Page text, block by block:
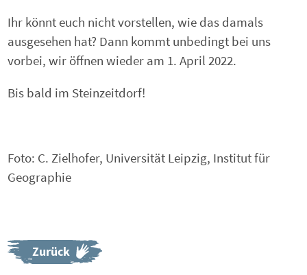
Ihr könnt euch nicht vorstellen, wie das damals
ausgesehen hat? Dann kommt unbedingt bei uns
vorbei, wir öffnen wieder am 1. April 2022.
Bis bald im Steinzeitdorf!
Foto: C. Zielhofer, Universität Leipzig, Institut für
Geographie
Zurück